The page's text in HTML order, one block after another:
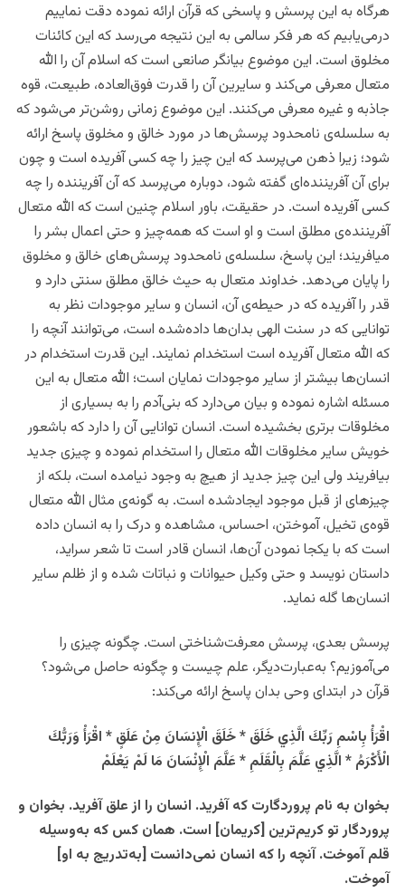
هرگاه به این پرسش و پاسخی که قرآن ارائه نموده دقت نماییم
درمی‌یابیم که هر فکر سالمی به این نتیجه‌ می‌رسد که این کائنات
مخلوق است. این موضوع بیانگر صانعی است که اسلام آن را الله
متعال معرفی می‌کند و سایرین آن را قدرت فوق‌العاده، طبیعت، قوه
جاذبه و غیره معرفی می‌کنند. این موضوع زمانی روشن‌تر می‌شود که
به سلسله‌ی نامحدود پرسش‌ها در مورد خالق و مخلوق پاسخ ارائه
شود؛ زیرا ذهن می‌پرسد که این چیز را چه کسی آفریده است و چون
برای آن آفریننده‌ای گفته شود، دوباره می‌پرسد که آن آفریننده را چه
کسی آفریده است. در حقیقت، باور اسلام چنین است که الله متعال
آفریننده‌ی مطلق است و او است که همه‌چیز و حتی اعمال بشر را
میافریند؛ این پاسخ، سلسله‌ی نامحدود پرسش‌های خالق و مخلوق
را پایان می‌دهد. خداوند متعال به حیث خالق مطلق سنتی دارد و
قدر را آفریده که در حیطه‌ی آن، انسان و سایر موجودات نظر به
توانایی که در سنت الهی بدان‌ها داده‌شده است، می‌توانند آنچه را
که الله متعال آفریده است استخدام نمایند. این قدرت استخدام در
انسان‌ها بیشتر از سایر موجودات نمایان است؛ الله متعال به این
مسئله اشاره نموده و بیان می‌دارد که بنی‌آدم را به بسیاری از
مخلوقات برتری بخشیده است. انسان توانایی آن را دارد که باشعور
خویش سایر مخلوقات الله متعال را استخدام نموده و چیزی جدید
بیافریند ولی این چیز جدید از هیچ به وجود نیامده است، بلکه از
چیزهای از قبل موجود ایجادشده است. به گونه‌ی مثال الله متعال
قوه‌ی تخیل، آموختن، احساس، مشاهده و درک را به انسان داده
است که با یکجا نمودن آن‌ها، انسان قادر است تا شعر سراید،
داستان نویسد و حتی وکیل حیوانات و نباتات شده و از ظلم سایر
انسان‌ها گله نماید.
پرسش بعدی، پرسش معرفت‌شناختی است. چگونه چیزی را
می‌آموزیم؟ به‌عبارت‌دیگر، علم چیست و چگونه حاصل می‌شود؟
قرآن در ابتدای وحی بدان پاسخ ارائه می‌کند:
اقْرَأْ بِاسْمِ رَبِّكَ الَّذِي خَلَقَ * خَلَقَ الْإِنسَانَ مِنْ عَلَقٍ * اقْرَأْ وَرَبُّكَ
الْأَكْرَمُ * الَّذِي عَلَّمَ بِالْقَلَمِ * عَلَّمَ الْإِنْسَانَ مَا لَمْ يَعْلَمْ
بخوان به نام پروردگارت كه آفريد. انسان را از علق آفريد. بخوان و
پروردگار تو کریم‌ترین [كريمان] است. همان كس كه به‌وسیله
قلم آموخت. آنچه را كه انسان نمی‌دانست [به‌تدریج به او]
آموخت.